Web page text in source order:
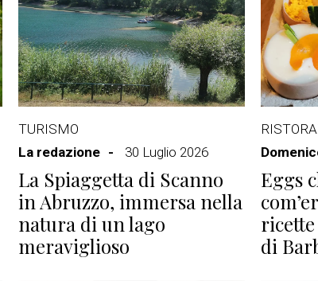
TURISMO
La redazione
30 Luglio 2026
La Spiaggetta di Scanno
in Abruzzo, immersa nella
natura di un lago
meraviglioso
Eggs
di